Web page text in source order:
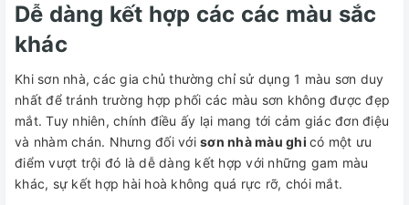
Dễ dàng kết hợp các các màu sắc
khác
Khi sơn nhà, các gia chủ thường chỉ sử dụng 1 màu sơn duy
nhất để tránh trường hợp phối các màu sơn không được đẹp
mắt. Tuy nhiên, chính điều ấy lại mang tới cảm giác đơn điệu
và nhàm chán. Nhưng đối với sơn nhà màu ghi có một ưu
điểm vượt trội đó là dễ dàng kết hợp với những gam màu
khác, sự kết hợp hài hoà không quá rực rỡ, chói mắt.